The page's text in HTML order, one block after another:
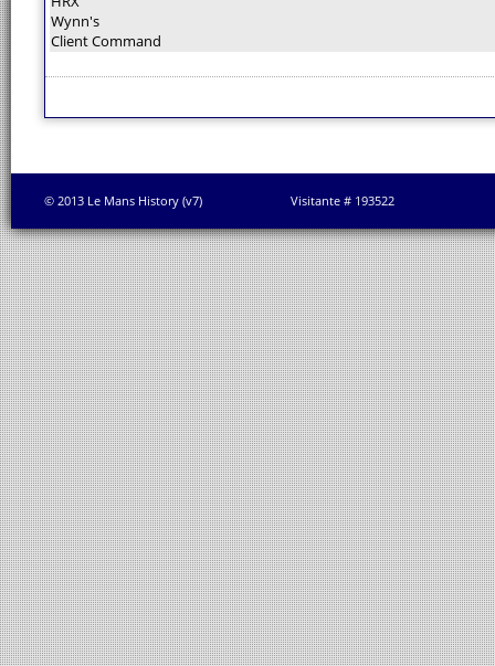
Wynn's
Client Command
© 2013 Le Mans History (v7) Visitante # 193522